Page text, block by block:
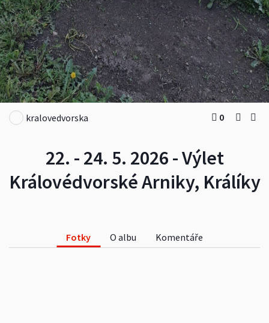
22. - 24. 5. 2026 - Výlet
Královédvorské Arniky, Králíky
kralovedvorska 0
Fotky O albu Komentáře